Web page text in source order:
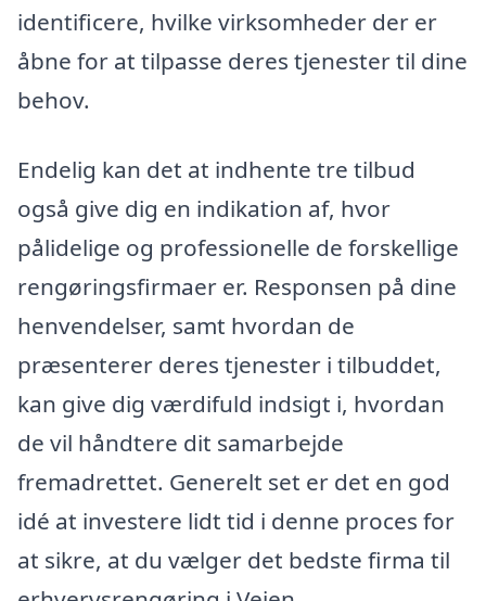
identificere, hvilke virksomheder der er
åbne for at tilpasse deres tjenester til dine
behov.
Endelig kan det at indhente tre tilbud
også give dig en indikation af, hvor
pålidelige og professionelle de forskellige
rengøringsfirmaer er. Responsen på dine
henvendelser, samt hvordan de
præsenterer deres tjenester i tilbuddet,
kan give dig værdifuld indsigt i, hvordan
de vil håndtere dit samarbejde
fremadrettet. Generelt set er det en god
idé at investere lidt tid i denne proces for
at sikre, at du vælger det bedste firma til